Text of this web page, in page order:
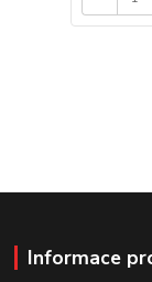
Informace